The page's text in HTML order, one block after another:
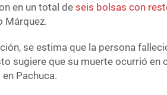
en un total deseis bolsas con
Márquez.
se estima que la persona
sugiere que su muerte ocurrió en
Pachuca.